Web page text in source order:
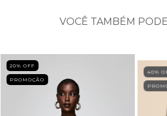
VOCÊ TAMBÉM
20% OFF
PROMOÇÃO
40%